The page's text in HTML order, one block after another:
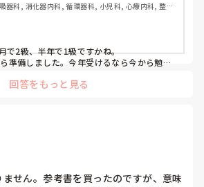
器科, 消化器内科, 循環器科, 小児科, 心療内科, 整形
, 超急性期, ICU, CCU, HCU, その他の科, ママナー
科, 脳神経外科, NICU, 消化器外科, 一般病院, 慢性
期, オペ室, 透析, 検診・健診
で2級、半年で1級ですかね。
準備しました。今年受けるなら今から勉強
て、でてくる心電図の回答を根拠持って人
勉強と一緒です。1教科しかないので、や
し、案外暗記科目なのでパターンを覚えて
回答をもっと見る
せん。参考書を買ったのですが、意味